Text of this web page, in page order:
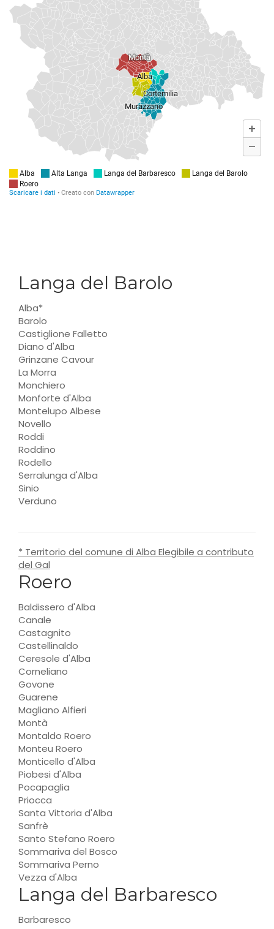
Langa del Barolo
Alba*
Barolo
Castiglione Falletto
Diano d'Alba
Grinzane Cavour
La Morra
Monchiero
Monforte d'Alba
Montelupo Albese
Novello
Roddi
Roddino
Rodello
Serralunga d'Alba
Sinio
Verduno
* Territorio del comune di Alba Elegibile a contributo
del Gal
Roero
Baldissero d'Alba
Canale
Castagnito
Castellinaldo
Ceresole d'Alba
Corneliano
Govone
Guarene
Magliano Alfieri
Montà
Montaldo Roero
Monteu Roero
Monticello d'Alba
Piobesi d'Alba
Pocapaglia
Priocca
Santa Vittoria d'Alba
Sanfrè
Santo Stefano Roero
Sommariva del Bosco
Sommariva Perno
Vezza d'Alba
Langa del Barbaresco
Barbaresco